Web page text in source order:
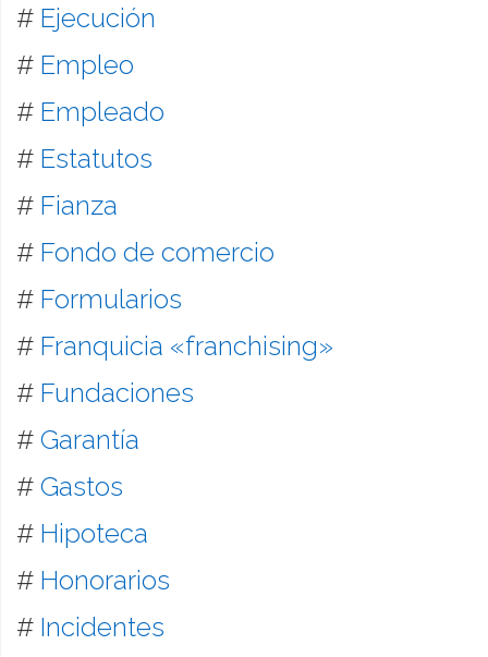
# Ejecución
# Empleo
# Empleado
# Estatutos
# Fianza
# Fondo de comercio
# Formularios
# Franquicia «franchising»
# Fundaciones
# Garantía
# Gastos
# Hipoteca
# Honorarios
# Incidentes